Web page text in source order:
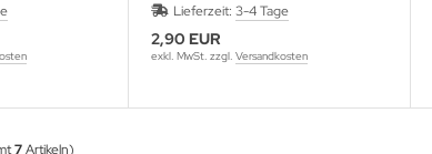
Lieferzeit:3-4 Tage
2,90 EUR
exkl. MwSt. zzgl.Versandkosten
7Artikeln)